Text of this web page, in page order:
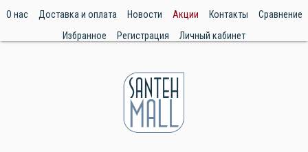
О нас Доставка и оплата Новости Акции Контакты
Сравнение
Избранное
Регистрация Личный кабинет